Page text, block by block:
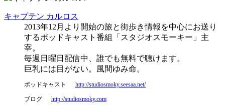
キャプテン カルロス
2013年12月より開始の旅と街歩き情報を中心にお送り
するポッドキャスト番組「スタジオスモーキー」主
宰。
毎週日曜日配信中、誰でも無料で聴けます。
巨乳には目がない。風間ゆみ命。
ポッドキャスト http://studiosmoky.seesaa.net/
ブログ http://studiosmoky.com